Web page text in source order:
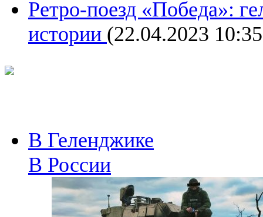
Ретро-поезд «Победа»:
истории (22.04.2023
В Геленджике
В России